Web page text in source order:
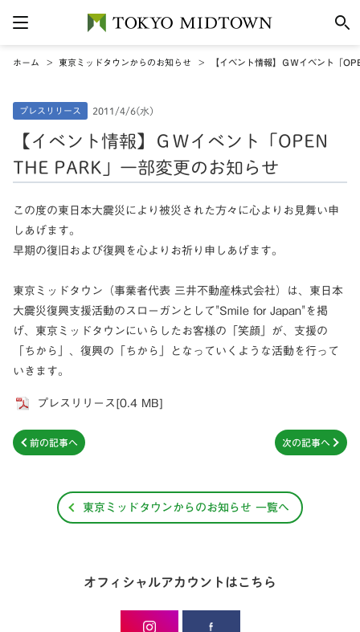
ホーム 東京ミッドタウンからのお知らせ 【イベント情報】ＧＷイベント「
プレスリリース 2011/4/6(水)
【イベント情報】ＧＷイベント「OPEN
THE PARK」一部変更のお知らせ
この度の東日本大震災により被災された方々に心よりお見舞い申
しあげます。
早期の復旧および復興を心よりお祈り申しあげます。
東京ミッドタウン（事業者代表 三井不動産株式会社）は、 東日本
大震災復興支援活動のスローガンとして"Smile for Japan"を掲
げ、 東京ミッドタウンにいらしたお客様の「笑顔」が、支援の
「ちから」、復興の「ちから」となっていくような活動を行って
いきます。
プレスリリース[0.4 MB]
次の記事へ
前の記事へ
東京ミッドタウンからのお知らせ 一覧へ
オフィシャルアカウントはこちら